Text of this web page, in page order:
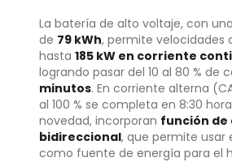
La batería de alto voltaje, con
de 79 kWh, permite velocidades
hasta 185 kW en corriente
logrando pasar del 10 al 80 % de
minutos. En corriente alterna
al 100 % se completa en 8:30
novedad, incorporan función de
bidireccional, que permite usar
como fuente de energía para el